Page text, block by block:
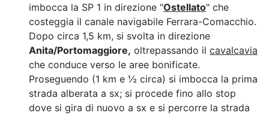
imbocca la SP 1 in direzione "Ostellato" che
costeggia il canale navigabile Ferrara-Comacchio.
Dopo circa 1,5 km, si svolta in direzione
Anita/Portomaggiore, oltrepassando il cavalcavia
che conduce verso le aree bonificate.
Proseguendo (1 km e ½ circa) si imbocca la prima
strada alberata a sx; si procede fino allo stop
dove si gira di nuovo a sx e si percorre la strada